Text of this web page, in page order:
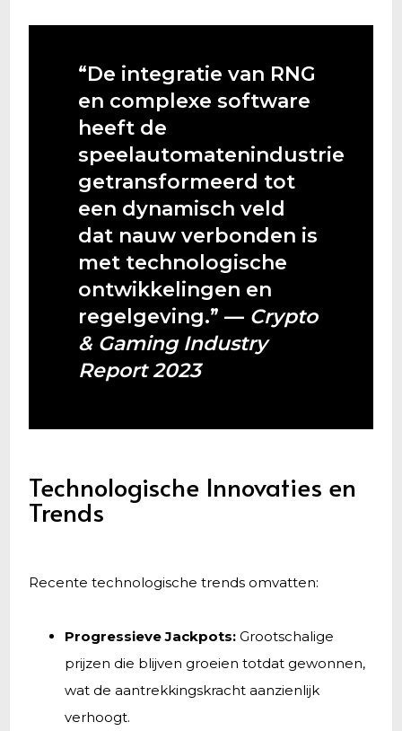
“De integratie van RNG
en complexe software
heeft de
speelautomatenindustrie
getransformeerd tot
een dynamisch veld
dat nauw verbonden is
met technologische
ontwikkelingen en
regelgeving.” — Crypto
& Gaming Industry
Report 2023
Technologische Innovaties en
Trends
Recente technologische trends omvatten:
Progressieve Jackpots: Grootschalige
prijzen die blijven groeien totdat gewonnen,
wat de aantrekkingskracht aanzienlijk
verhoogt.